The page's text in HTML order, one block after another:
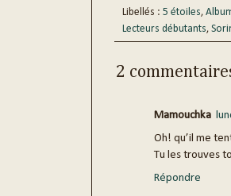
Libellés : 5 étoiles,
Lecteurs débutants,
2
Mamouchka
Oh! qu’il me
Tu les trouves
Répondre